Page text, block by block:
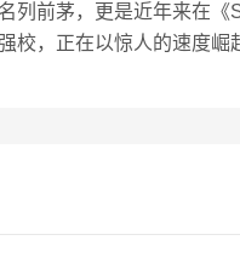
列前茅，更是近年来在
，正在以惊人的速度崛